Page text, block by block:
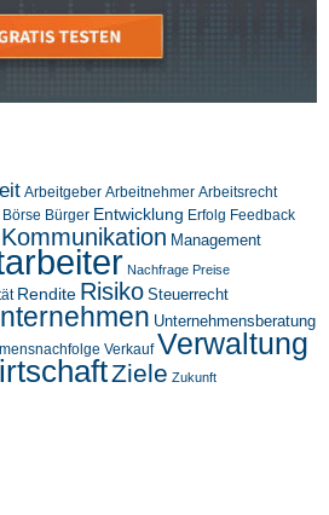
Arbeitgeber Arbeitnehmer Arbeitsrecht
Börse Bürger Entwicklung Erfolg Feedback
Kommunikation Management
Nachfrage Preise
Rendite Risiko Steuerrecht
Unternehmensberatung
Verkauf Verwaltung
Ziele Zukunft